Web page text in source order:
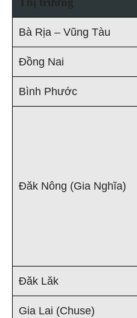
Bà Rịa – Vũng Tàu
Đồng Nai
Bình Phước
Đăk Nông (Gia Nghĩa)
Đăk Lăk
Gia Lai (Chuse)